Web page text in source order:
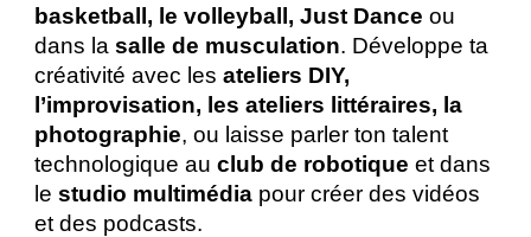
basketball, le volleyball, Just Dance ou
dans lasalle de musculation. Développe ta
créativité avec lesateliers DIY,
l’improvisation, les ateliers littéraires, la
photographie, ou laisse parler ton talent
technologique auclub de robotique et dans
lestudio multimédia pour créer des vidéos
et des podcasts.